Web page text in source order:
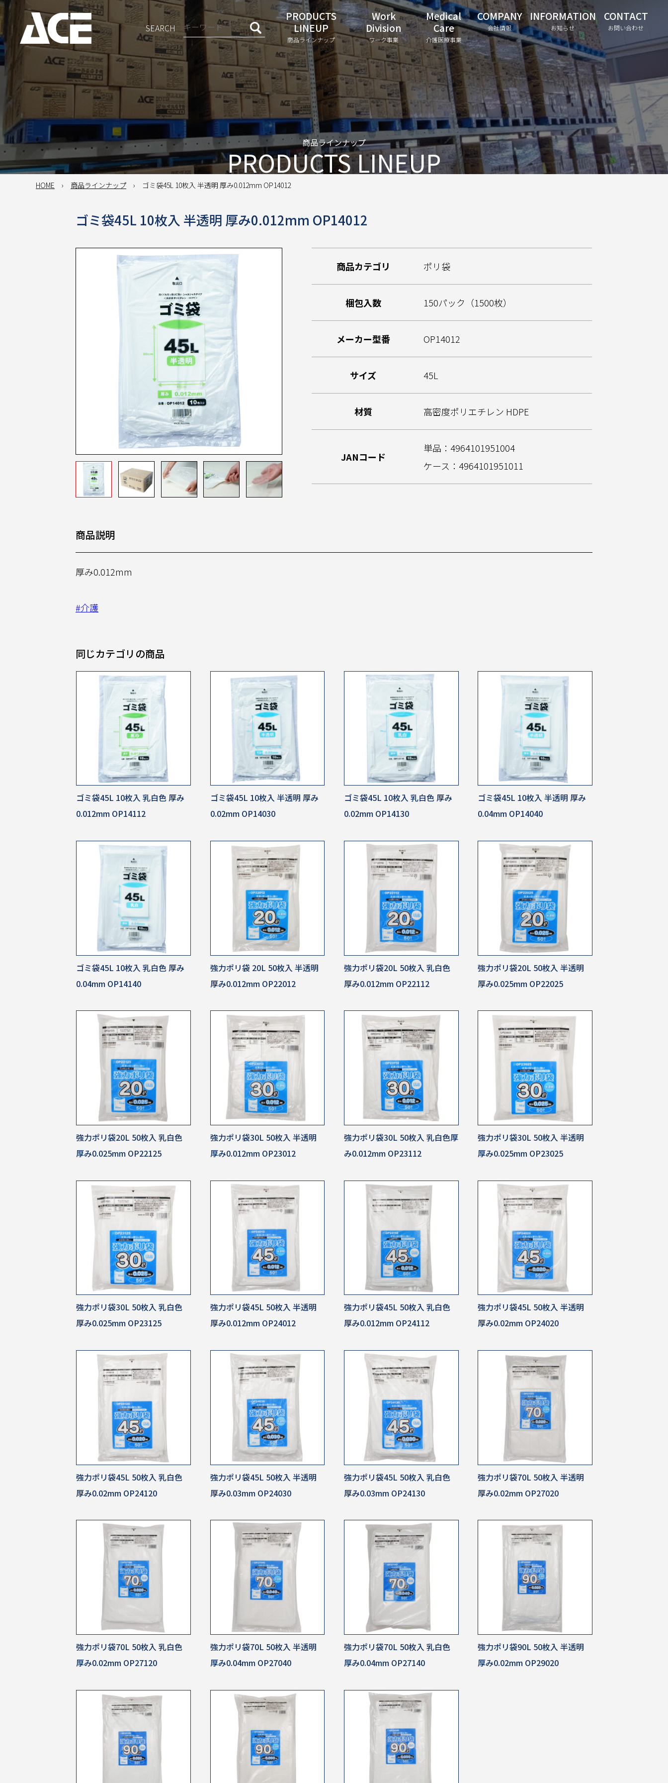
SEARCH
PRODUCTS
LINEUP
商品ラインナップ
Work
Division
ワーク事業
Medical
Care
介護医療事業
COMPANY
会社情報
INFORMATION
お知らせ
CONTACT
お問い合わせ
商品ラインナップ
PRODUCTS LINEUP
HOME 商品ラインナップ ゴミ袋45L 10枚入 半透明 厚み0.012mm OP14012
ゴミ袋45L 10枚入 半透明 厚み0.012mm OP14012
商品カテゴリ ポリ袋
梱包入数 150パック（1500枚）
メーカー型番 OP14012
サイズ 45L
材質 高密度ポリエチレン HDPE
JANコード
単品：4964101951004
ケース：4964101951011
商品説明
厚み0.012mm
#介護
同じカテゴリの商品
ゴミ袋45L 10枚入 乳白色 厚み
0.012mm OP14112
ゴミ袋45L 10枚入 半透明 厚み
0.02mm OP14030
ゴミ袋45L 10枚入 乳白色 厚み
0.02mm OP14130
ゴミ袋45L 10枚入 半透明 厚み
0.04mm OP14040
ゴミ袋45L 10枚入 乳白色 厚み
0.04mm OP14140
強力ポリ袋 20L 50枚入 半透明
厚み0.012mm OP22012
強力ポリ袋20L 50枚入 乳白色
厚み0.012mm OP22112
強力ポリ袋20L 50枚入 半透明
厚み0.025mm OP22025
強力ポリ袋20L 50枚入 乳白色
厚み0.025mm OP22125
強力ポリ袋30L 50枚入 半透明
厚み0.012mm OP23012
強力ポリ袋30L 50枚入 乳白色厚
み0.012mm OP23112
強力ポリ袋30L 50枚入 半透明
厚み0.025mm OP23025
強力ポリ袋30L 50枚入 乳白色
厚み0.025mm OP23125
強力ポリ袋45L 50枚入 半透明
厚み0.012mm OP24012
強力ポリ袋45L 50枚入 乳白色
厚み0.012mm OP24112
強力ポリ袋45L 50枚入 半透明
厚み0.02mm OP24020
強力ポリ袋45L 50枚入 乳白色
厚み0.02mm OP24120
強力ポリ袋45L 50枚入 半透明
厚み0.03mm OP24030
強力ポリ袋45L 50枚入 乳白色
厚み0.03mm OP24130
強力ポリ袋70L 50枚入 半透明
厚み0.02mm OP27020
強力ポリ袋70L 50枚入 乳白色
厚み0.02mm OP27120
強力ポリ袋70L 50枚入 半透明
厚み0.04mm OP27040
強力ポリ袋70L 50枚入 乳白色
厚み0.04mm OP27140
強力ポリ袋90L 50枚入 半透明
厚み0.02mm OP29020